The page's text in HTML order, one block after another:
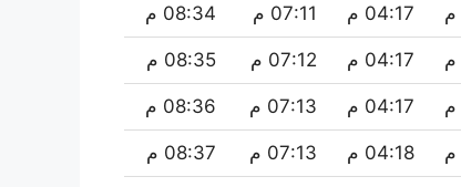
04:17 م 07:11 م 08:34 م
04:17 م 07:12 م 08:35 م
04:17 م 07:13 م 08:36 م
04:18 م 07:13 م 08:37 م